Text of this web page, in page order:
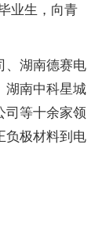
业生，向青
、湖南德赛电
湖南中科星城
司等十余家领
负极材料到电